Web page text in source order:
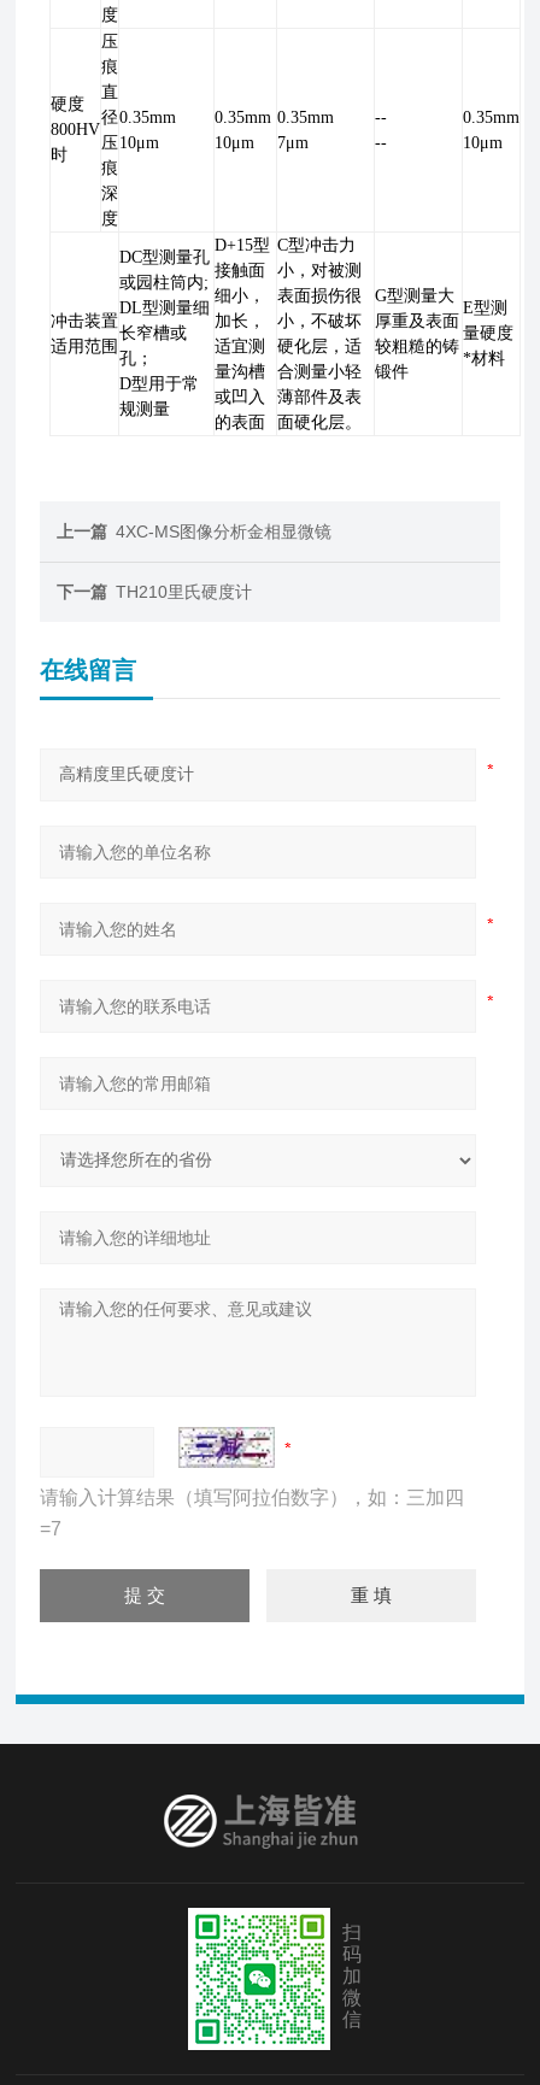
度
硬度
800HV
时
压
痕
直
径
压
痕
深
度
0.35mm
10μm
0.35mm
10μm
0.35mm
7μm
--
--
0.35mm
10μm
冲击装置
适用范围
DC型测量孔
或园柱筒内;
DL型测量细
长窄槽或
孔；
D型用于常
规测量
D+15型
接触面
细小，
加长，
适宜测
量沟槽
或凹入
的表面
C型冲击力
小，对被测
表面损伤很
小，不破坏
硬化层，适
合测量小轻
薄部件及表
面硬化层。
G型测量大
厚重及表面
较粗糙的铸
锻件
E型测
量硬度
*材料
上一篇 4XC-MS图像分析金相显微镜
下一篇 TH210里氏硬度计
在线留言
请输入计算结果（填写阿拉伯数字），如：三加四
=7
扫
码
加
微
信